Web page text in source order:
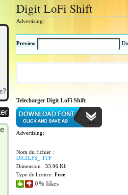
Digit LoFi Shift
Advertising:
Preview
Telecharger Digit LoFi Shift
Advertising:
Nom du fichier :
DIGILFS_.TTF
Dimension : 33.06 Kb
Type de licence: Free
0% likes